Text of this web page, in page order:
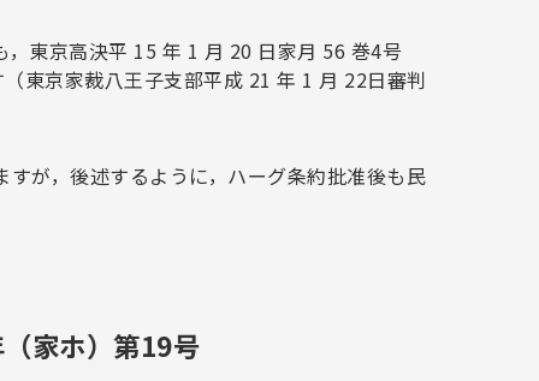
東京高決平 15 年 1 月 20 日家月 56 巻4号
東京家裁八王子支部平成 21 年 1 月 22日審判
が，後述するように，ハーグ条約批准後も民
家ホ）第19号